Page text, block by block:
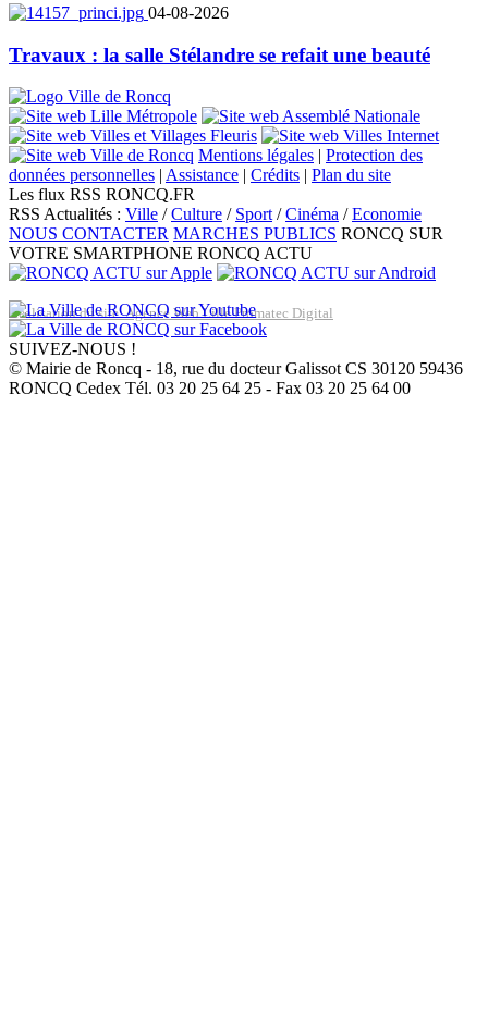
04-08-2026
Travaux : la salle Stélandre se refait une beauté
Mentions légales | Protection des
données personnelles | Assistance | Crédits | Plan du site
Les flux RSS RONCQ.FR
RSS Actualités : Ville /Culture / Sport/Cinéma /Economie
NOUS CONTACTER MARCHES PUBLICS RONCQ SUR
VOTRE SMARTPHONE RONCQ ACTU
Réalisation du site: Agence Web Lille Promatec Digital
SUIVEZ-NOUS !
© Mairie de Roncq - 18, rue du docteur Galissot CS 30120 59436
RONCQ Cedex Tél. 03 20 25 64 25 - Fax 03 20 25 64 00